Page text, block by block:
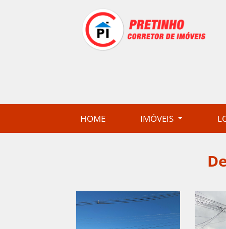
HOME(CURRENT)IMÓVEIS